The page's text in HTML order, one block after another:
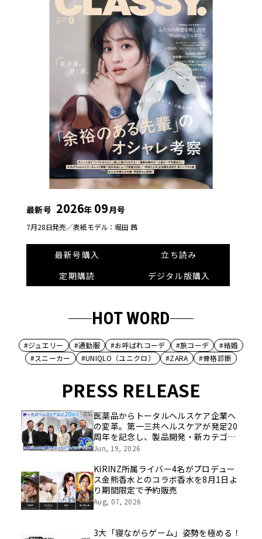
最新号 2026年 09月号
7月28日発売／表紙モデル：堀田 茜
最新号購入
立ち読み
定期購読
デジタル版購入
HOT WORD
#ジュエリー #通勤服 #お呼ばれコーデ #旅コーデ
#結婚
#スニーカー
#UNIQLO（ユニクロ） #ZARA #骨格診断
PRESS RELEASE
医薬品からトータルヘルスケア企業へ
の変革。第一三共ヘルスケアが発足20
周年を記念し、製品開発・新カテゴリ
挑戦の舞台や旧社統合時のエピソード
像を公開！
Jun, 19, 2026
KIRINZ所属ライバー4名がプロデュー
ス金熊香水とのコラボ香水を8月1日よ
り期間限定で予約販売
Aug, 07, 2026
3大「寝ながらゲーム」姿勢を極める！